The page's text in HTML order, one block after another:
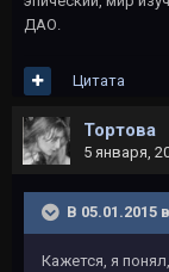
ДАО.
Цитата
Тортова
5 января,
В 05.01.2015
Кажется, я